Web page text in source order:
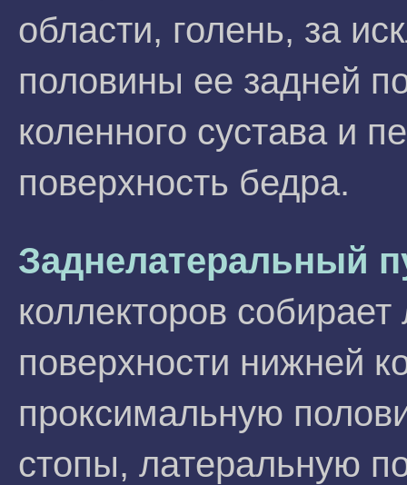
области, голень, за
половины ее задней
коленного сустава и
поверхность бедра.
Заднелатеральный
коллекторов
поверхности нижней
проксимальную
стопы, латеральную